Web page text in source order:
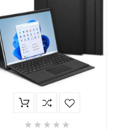
    